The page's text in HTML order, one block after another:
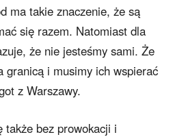
ma takie znaczenie, że są
się razem. Natomiast dla
że nie jesteśmy sami. Że
granicą i musimy ich wspierać
z Warszawy.
także bez prowokacji i